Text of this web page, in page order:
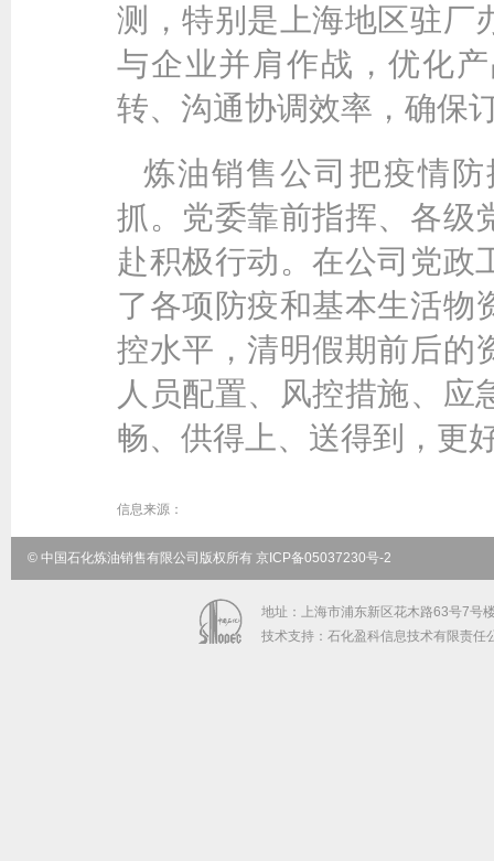
测，特别是上海地区驻厂
与企业并肩作战，优化
转、沟通协调效率，确保
炼油销售公司把疫情
抓。党委靠前指挥、各级
赴积极行动。在公司党政
了各项防疫和基本生活物
控水平，清明假期前后的
人员配置、风控措施、
畅、供得上、送得到，更
信息来源：
© 中国石化炼油销售有限公司版权所有 京ICP备05037230号-2
地址：上海市浦东新区花木路63号7
技术支持：石化盈科信息技术有限责任